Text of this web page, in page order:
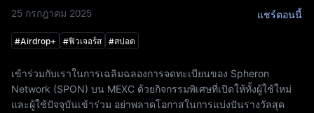
25 กรกฎาคม 2025 แชร์ตอนนี้
#Airdrop+ #ฟิวเจอร์ส #สปอต
เข้าร่วมกับเราในการเฉลิมฉลองการจดทะเบียนของ Spheron
Network (SPON) บน MEXC ด้วยกิจกรรมพิเศษที่เปิดให้ทั้งผู้ใช้ใหม่
และผู้ใช้ปัจจุบันเข้าร่วม อย่าพลาดโอกาสในการแบ่งปันรางวัลสุด